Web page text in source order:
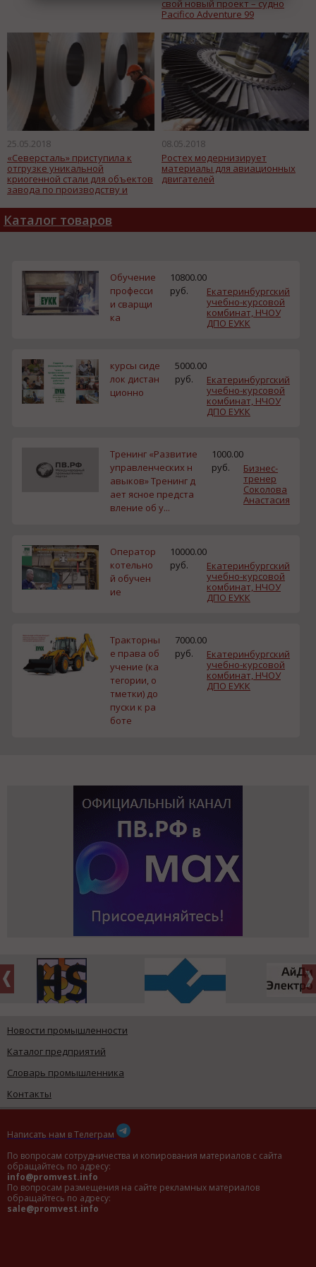
свой новый проект – судно
Pacifico Adventure 99
25.05.2018
«Северсталь» приступила к
отгрузке уникальной
криогенной стали для объектов
завода по производству и
08.05.2018
Ростех модернизирует
материалы для авиационных
двигателей
Каталог товаров
Обучение
професси
и сварщи
ка
10800.00
руб.
Екатеринбургский
учебно-курсовой
комбинат, НЧОУ
ДПО ЕУКК
курсы сиде
лок дистан
ционно
5000.00
руб.
Екатеринбургский
учебно-курсовой
комбинат, НЧОУ
ДПО ЕУКК
Тренинг «Развитие
управленческих н
авыков» Тренинг д
ает ясное предста
вление об у...
1000.00
руб.
Бизнес-
тренер
Соколова
Анастасия
Оператор
котельно
й обучен
ие
10000.00
руб.
Екатеринбургский
учебно-курсовой
комбинат, НЧОУ
ДПО ЕУКК
Тракторны
е права об
учение (ка
тегории, о
тметки) до
пуски к ра
боте
7000.00
руб.
Екатеринбургский
учебно-курсовой
комбинат, НЧОУ
ДПО ЕУКК
Новости промышленности
Каталог предприятий
Словарь промышленника
Контакты
Написать нам в Телеграм
По вопросам сотрудничества и копирования материалов с сайта
обращайтесь по адресу:
info@promvest.info
По вопросам размещения на сайте рекламных материалов
обращайтесь по адресу:
sale@promvest.info